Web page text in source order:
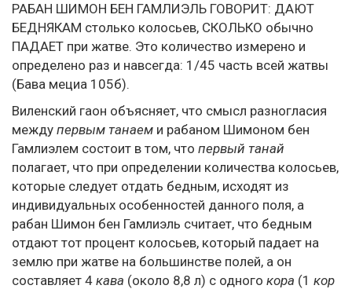
РАБАН ШИМОН БЕН ГАМЛИЭЛЬ ГОВОРИТ: ДАЮТ
БЕДНЯКАМ столько колосьев, СКОЛЬКО обычно
ПАДАЕТ при жатве. Это количество измерено и
определено раз и навсегда: 1/45 часть всей жатвы
(Бава мециа 105б).
Виленский гаон объясняет, что смысл разногласия
между первым танаем и рабаном Шимоном бен
Гамлиэлем состоит в том, что первый танай
полагает, что при определении количества колосьев,
которые следует отдать бедным, исходят из
индивидуальных особенностей данного поля, а
рабан Шимон бен Гамлиэль считает, что бедным
отдают тот процент колосьев, который падает на
землю при жатве на большинстве полей, а он
составляет 4 кава (около 8,8 л) с одного кора (1 кор